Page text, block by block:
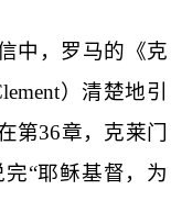
中，罗马的《克
）清楚地引
第36章， 克莱门
完“耶稣基督，为